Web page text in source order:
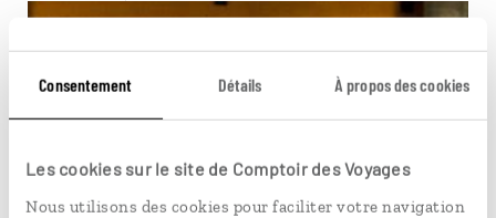
Consentement Détails À propos des cookies
Les cookies sur le site de Comptoir des Voyages
Nous utilisons des cookies pour faciliter votre navigation